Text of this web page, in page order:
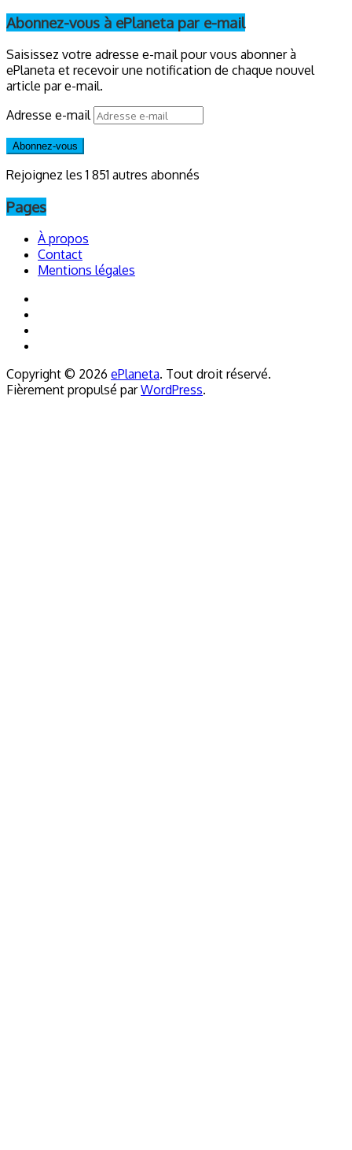
Abonnez-vous à ePlaneta par e-mail
Saisissez votre adresse e-mail pour vous abonner à
ePlaneta et recevoir une notification de chaque nouvel
article par e-mail.
Adresse e-mail
Abonnez-vous
Rejoignez les 1 851 autres abonnés
Pages
À propos
Contact
Mentions légales
Copyright © 2026 ePlaneta. Tout droit réservé.
Fièrement propulsé parWordPress.